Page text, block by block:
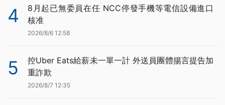
4
8月起已無委員在任 NCC停發手機等電信設備進口
核准
2026/8/6 12:58
5
控Uber Eats給薪未一單一計 外送員團體揚言提告加
重詐欺
2026/8/7 12:35